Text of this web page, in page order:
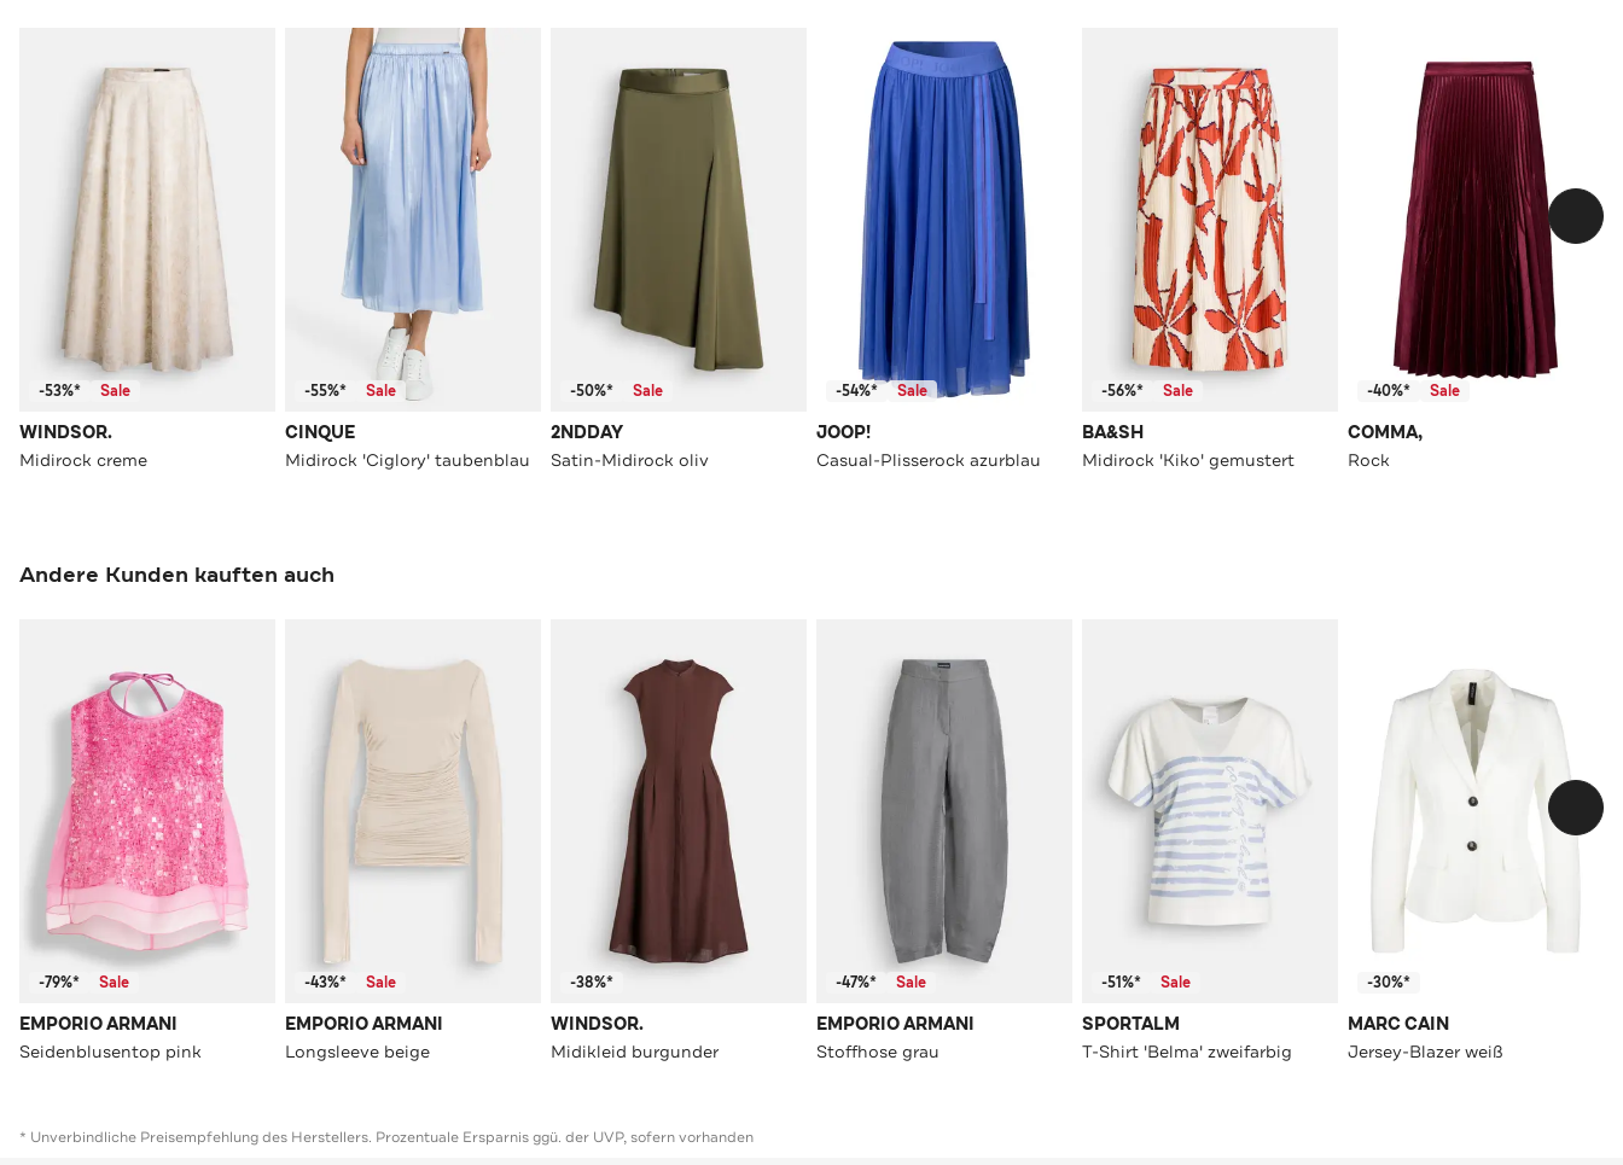
-53%* Sale
WINDSOR.
Midirock creme
-55%* Sale
CINQUE
Midirock 'Ciglory' taubenblau
-50%* Sale
2NDDAY
Satin-Midirock oliv
-54%* Sale
JOOP!
Casual-Plisserock azurblau
-56%* Sale
BA&SH
Midirock 'Kiko' gemustert
-40%* Sale
COMMA,
Rock
Andere Kunden kauften auch
-79%* Sale
EMPORIO ARMANI
Seidenblusentop pink
-43%* Sale
EMPORIO ARMANI
Longsleeve beige
-38%*
WINDSOR.
Midikleid burgunder
-47%* Sale
EMPORIO ARMANI
Stoffhose grau
-51%* Sale
SPORTALM
T-Shirt 'Belma' zweifarbig
-30%*
MARC CAIN
Jersey-Blazer weiß
* Unverbindliche Preisempfehlung des Herstellers. Prozentuale Ersparnis ggü. der UVP, sofern vorhanden